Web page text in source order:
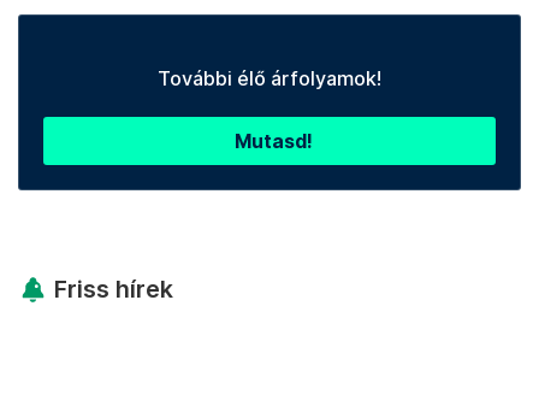
További élő árfolyamok!
Mutasd!
Friss hírek